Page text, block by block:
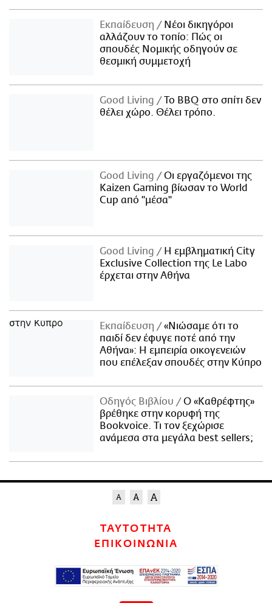
Εκπαίδευση
Νέοι δικηγόροι
αλλάζουν το τοπίο: Πώς οι
σπουδές Νομικής οδηγούν σε
θεσμική συμμετοχή
Good Living
Το BBQ στο σπίτι δεν
θέλει χώρο. Θέλει τρόπο.
Good Living
Οι εργαζόμενοι της
Kaizen Gaming βίωσαν το World
Cup από "μέσα"
Good Living
Η εμβληματική City
Exclusive Collection της Le Labo
έρχεται στην Αθήνα
Εκπαίδευση
«Νιώσαμε ότι το
παιδί δεν έφυγε ποτέ από την
Αθήνα»: Η εμπειρία οικογενειών
που επέλεξαν σπουδές στην Κύπρο
Οδηγός Βιβλίου
Ο «Καθρέφτης»
βρέθηκε στην κορυφή της
Bookvoice. Τι τον ξεχώρισε
ανάμεσα στα μεγάλα best sellers;
ΤΑΥΤΟΤΗΤΑ
ΕΠΙΚΟΙΝΩΝΙΑ